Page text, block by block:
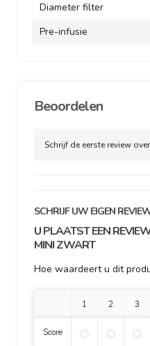
Diameter filter
Pre-infusie
Beoordelen
Schrijf de eerste review
SCHRIJF UW EIGEN
U PLAATST EEN
MINI ZWART
Hoe waardeert u dit
1 ster 2 sterren
3
Score